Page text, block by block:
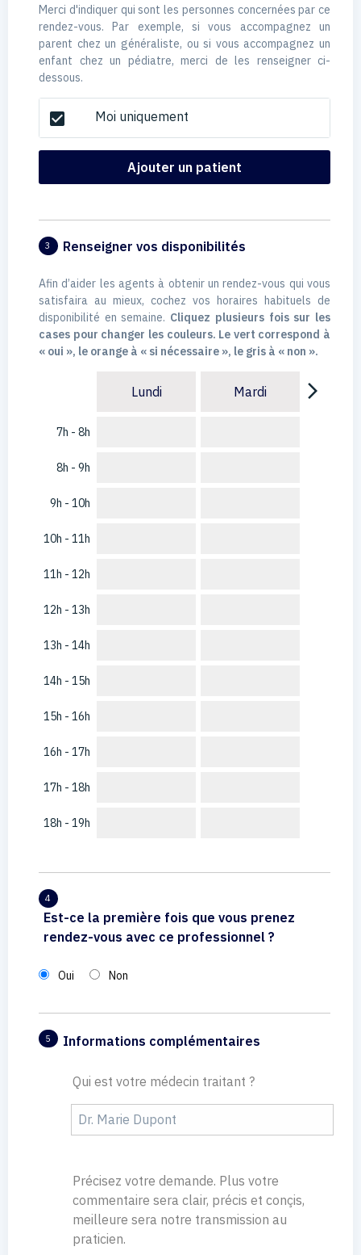
Merci d'indiquer qui sont les personnes concernées par ce
rendez-vous. Par exemple, si vous accompagnez un
parent chez un généraliste, ou si vous accompagnez un
enfant chez un pédiatre, merci de les renseigner ci-
dessous.
check_box Moi uniquement
Ajouter un patient
3 Renseigner vos disponibilités
Afin d’aider les agents à obtenir un rendez-vous qui vous
satisfaira au mieux, cochez vos horaires habituels de
disponibilité en semaine. Cliquez plusieurs fois sur les
cases pour changer les couleurs. Le vert correspond à
« oui », le orange à « si nécessaire », le gris à « non ».
7h - 8h
8h - 9h
9h - 10h
10h - 11h
11h - 12h
12h - 13h
13h - 14h
14h - 15h
15h - 16h
16h - 17h
17h - 18h
18h - 19h
Lundi Mardi arrow_forward_ios
4
Est-ce la première fois que vous prenez
rendez-vous avec ce professionnel ?
Oui Non
5 Informations complémentaires
Qui est votre médecin traitant ?
Précisez votre demande. Plus votre
commentaire sera clair, précis et conçis,
meilleure sera notre transmission au
praticien.